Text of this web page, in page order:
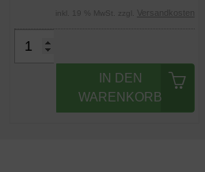
inkl. 19 % MwSt. zzgl. Versandkosten
IN DEN
WARENKORB